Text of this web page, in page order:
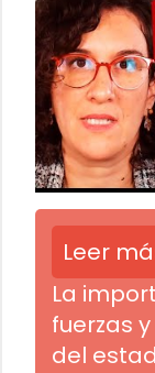
Leer
La
fuerzas
del